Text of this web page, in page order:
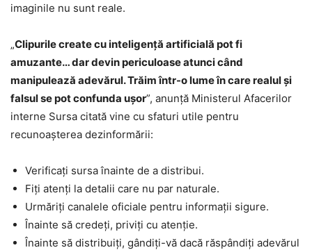
imaginile nu sunt reale.
„Clipurile create cu inteligență artificială pot fi
amuzante… dar devin periculoase atunci când
manipulează adevărul. Trăim într-o lume în care realul și
falsul se pot confunda ușor”, anunță Ministerul Afacerilor
interne Sursa citată vine cu sfaturi utile pentru
recunoașterea dezinformării:
Verificați sursa înainte de a distribui.
Fiți atenți la detalii care nu par naturale.
Urmăriți canalele oficiale pentru informații sigure.
Înainte să credeți, priviți cu atenție.
Înainte să distribuiți, gândiți-vă dacă răspândiți adevărul